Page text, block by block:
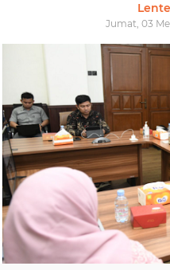
Jumat, 03